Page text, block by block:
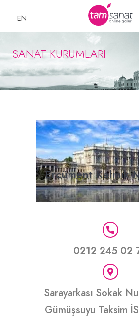
SANAT KURUMLARI
Ercüment Kalmık
0212 245 02
Sarayarkası Sokak
Gümüşsuyu Taksim
EN